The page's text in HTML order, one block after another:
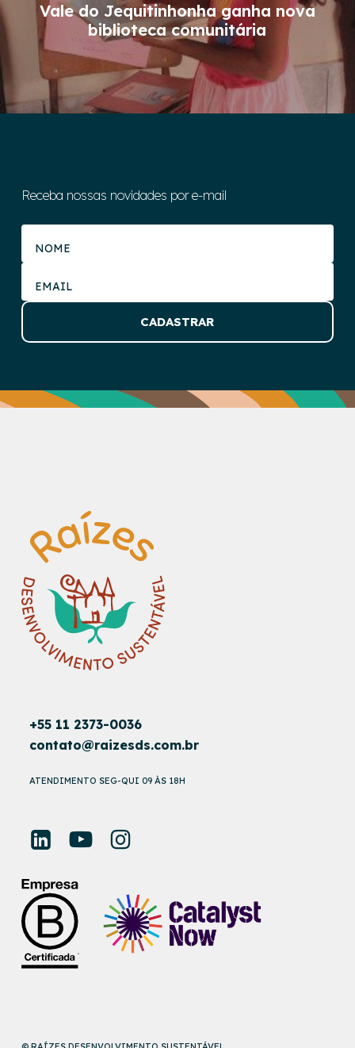
Vale do Jequitinhonha ganha nova
biblioteca comunitária
Receba nossas novidades por e-mail
+55 11 2373-0036
contato@raizesds.com.br
ATENDIMENTO SEG-QUI 09 ÀS 18H